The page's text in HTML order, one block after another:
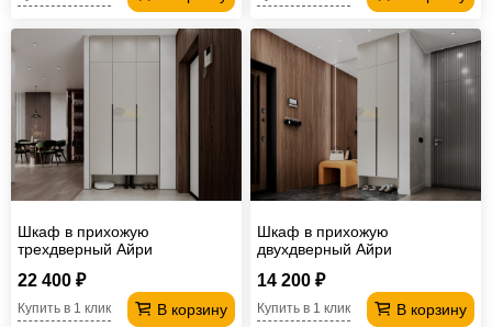
из
ротанга
Садовая
мебель
Косметологическое
оборудование
Шкаф в прихожую
трехдверный Айри
22 400 ₽
В корзину
Купить в 1 клик
Шкаф в прихожую
двухдверный Айри
14 200 ₽
В корзину
Купить в 1 клик